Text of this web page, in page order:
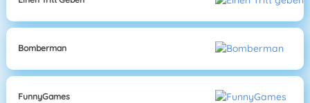
Bomberman
FunnyGames